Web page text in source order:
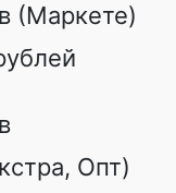
(Маркете)
Опт)